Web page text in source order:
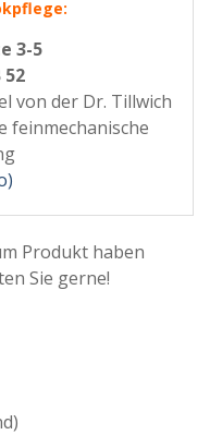
3-5
52
von der Dr. Tillwich
feinmechanische
Produkt haben
Sie gerne!